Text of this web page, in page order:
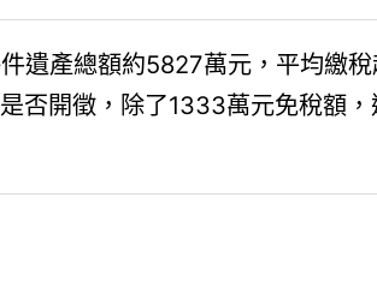
遺產總額約5827萬元，平均繳
否開徵，除了1333萬元免稅額